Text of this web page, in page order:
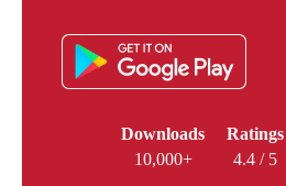
Downloads
10,000+
Ratings
4.4 / 5